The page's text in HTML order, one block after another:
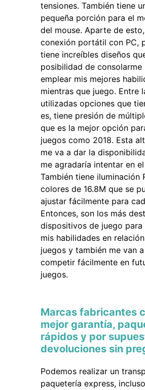
tensiones. También tiene
pequeña porción para el
del mouse. Aparte de
conexión portátil con PC,
tiene increíbles diseños
posibilidad de consolarme
emplear mis mejores
mientras que juego. Entre
utilizadas opciones que
es, tiene presión de
que es la mejor opción
juegos como 2018. Esta
me va a dar la
me agradaría intentar en
También tiene iluminación
colores de 16.8M que se
ajustar fácilmente para
Entonces, son los más
dispositivos de juego para
mis habilidades en
juegos y también me van
competir fácilmente en
juegos.
Marcas fabricantes
mejor garantía,
rápidos y por
devoluciones sin
Podemos realizar un
paquetería express,